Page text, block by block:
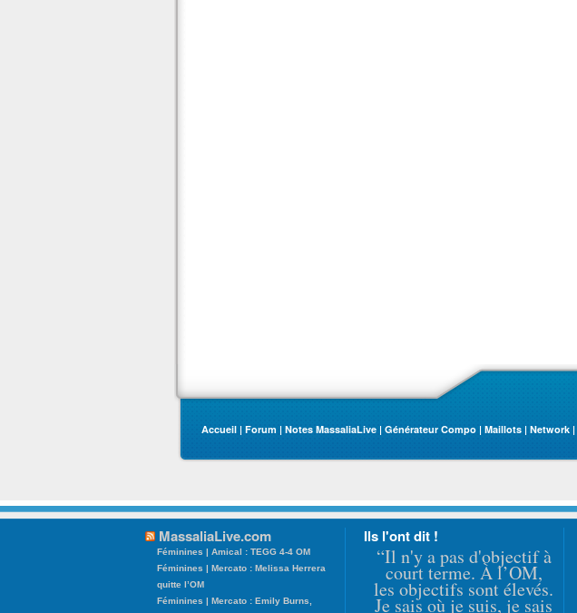
Accueil | Forum | Notes MassaliaLive | Générateur Compo | Maillots | Network |
MassaliaLive.com
Féminines | Amical : TEGG 4-4 OM
Féminines | Mercato : Melissa Herrera
quitte l’OM
Féminines | Mercato : Emily Burns,
Ils l'ont dit !
“Il n'y a pas d'objectif à
court terme. À l’OM,
les objectifs sont élevés.
Je sais où je suis, je sais